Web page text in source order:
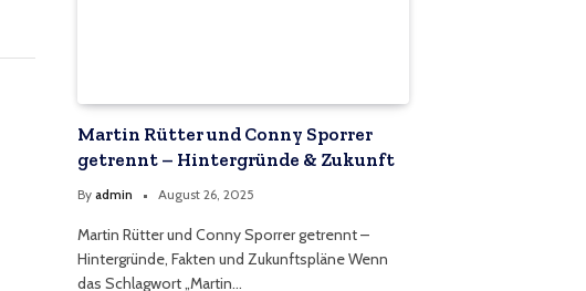
Martin Rütter und Conny Sporrer
getrennt – Hintergründe & Zukunft
By admin August 26, 2025
Martin Rütter und Conny Sporrer getrennt –
Hintergründe, Fakten und Zukunftspläne Wenn
das Schlagwort „Martin…